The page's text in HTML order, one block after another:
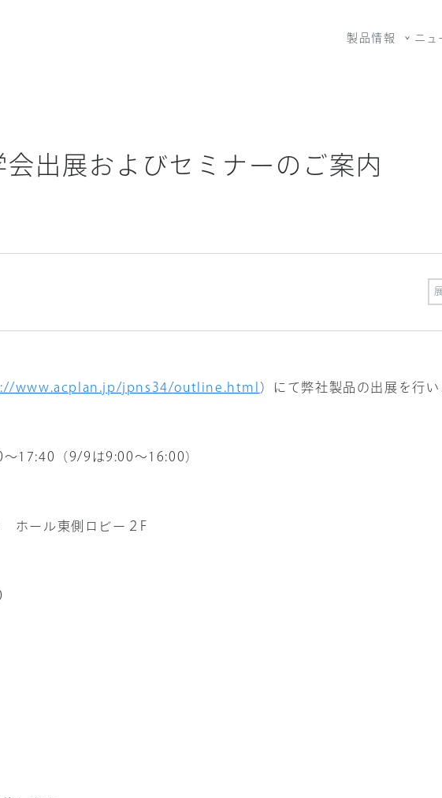
製品情報 ニュ
出展およびセミナーのご案内
www.acplan.jp/jpns34/outline.html ）にて弊社製品の出展を行い
～ 17:40 （9/9 は9:00 ～ 16:00）
ホール東側ロビー２ F